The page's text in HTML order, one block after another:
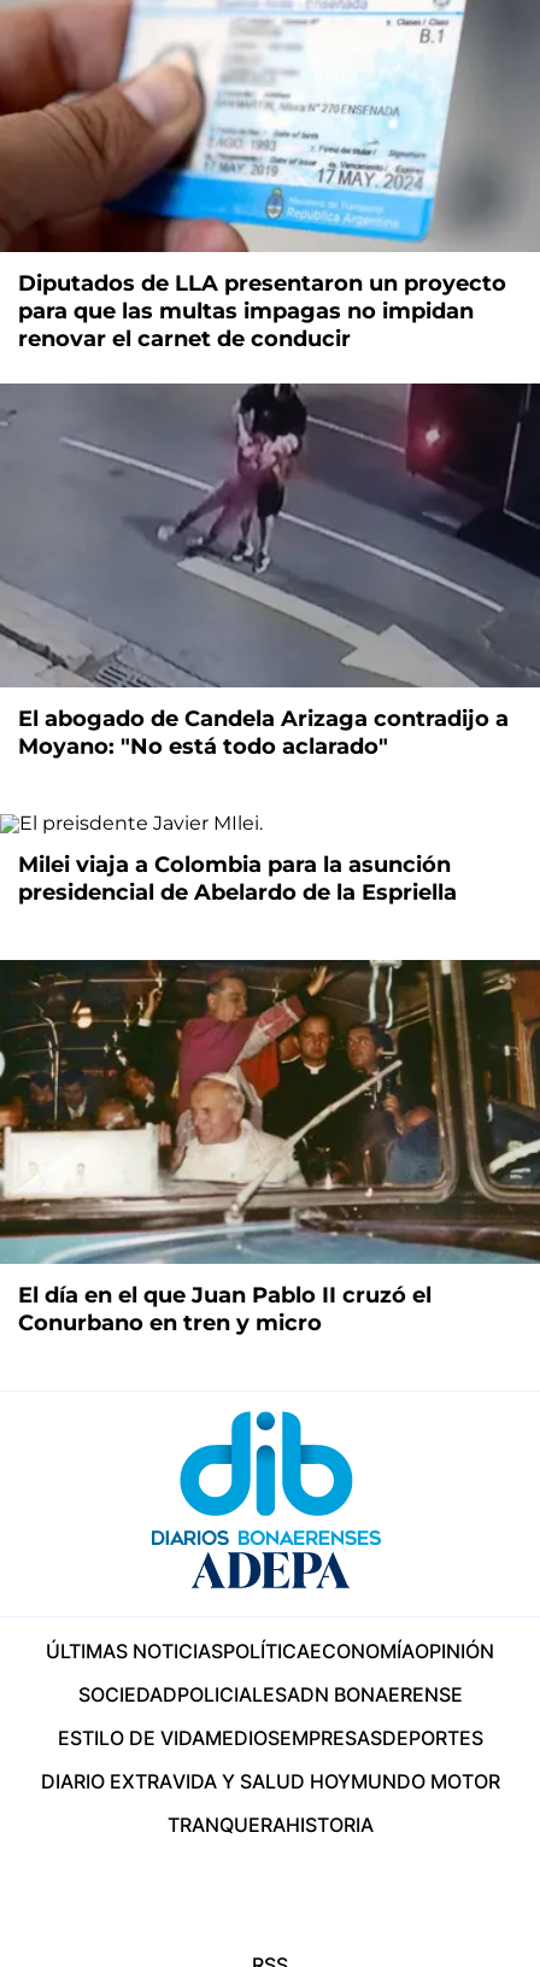
Diputados de LLA presentaron un proyecto
para que las multas impagas no impidan
renovar el carnet de conducir
El abogado de Candela Arizaga contradijo a
Moyano: "No está todo aclarado"
Milei viaja a Colombia para la asunción
presidencial de Abelardo de la Espriella
El día en el que Juan Pablo II cruzó el
Conurbano en tren y micro
ÚLTIMAS NOTICIASPOLÍTICAECONOMÍAOPINIÓN
SOCIEDADPOLICIALESADN BONAERENSE
ESTILO DE VIDAMEDIOSEMPRESASDEPORTES
DIARIO EXTRAVIDA Y SALUD HOYMUNDO MOTOR
TRANQUERAHISTORIA